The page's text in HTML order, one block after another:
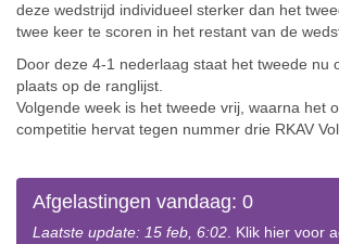
deze wedstrijd individueel sterker dan het
twee keer te scoren in het restant van de
Door deze 4-1 nederlaag staat het tweede nu
plaats op de ranglijst.
Volgende week is het tweede vrij, waarna het
competitie hervat tegen nummer drie RKAV
Afgelastingen vandaag: 0
Laatste update: 15 feb, 6:02. Klik hier voor